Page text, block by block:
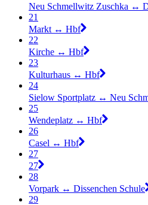
Neu Schmellwitz Zuschka ↔︎
21
Markt ↔︎ Hbf
22
Kirche ↔︎ Hbf
23
Kulturhaus ↔︎ Hbf
24
Sielow Sportplatz ↔︎ Neu
25
Wendeplatz ↔︎ Hbf
26
Casel ↔︎ Hbf
27
27
28
Vorpark ↔︎ Dissenchen Schule
29